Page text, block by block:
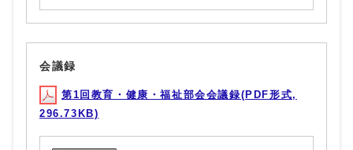
会議録
第1回教育・健康・福祉部会会議録(PDF形式,
296.73KB)